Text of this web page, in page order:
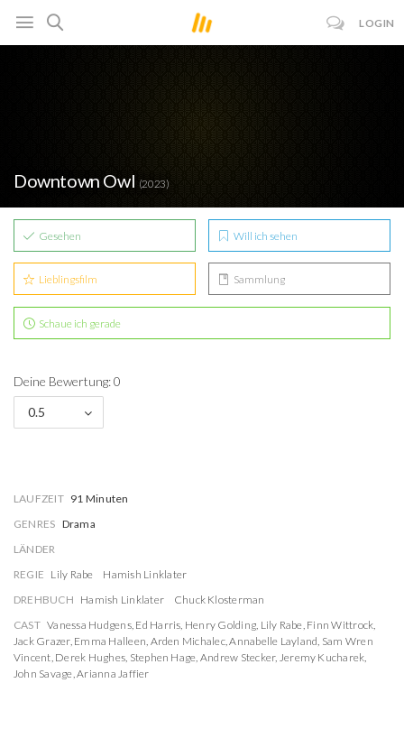
LOGIN
Downtown Owl (2023)
Gesehen Will ich sehen
Lieblingsfilm Sammlung
Schaue ich gerade
Deine Bewertung: 0
0.5
LAUFZEIT 91 Minuten
GENRES Drama
LÄNDER
REGIE Lily Rabe
Hamish Linklater
DREHBUCH Hamish Linklater
Chuck Klosterman
CAST Vanessa Hudgens, Ed Harris, Henry Golding, Lily Rabe, Finn Wittrock,
Jack Grazer, Emma Halleen, Arden Michalec,Annabelle Layland, Sam Wren
Vincent, Derek Hughes, Stephen Hage, Andrew Stecker, Jeremy Kucharek,
John Savage,Arianna Jaffier